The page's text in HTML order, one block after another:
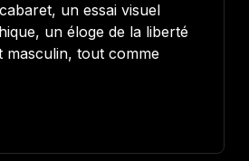
un essai visuel
un éloge de la liberté
masculin, tout comme